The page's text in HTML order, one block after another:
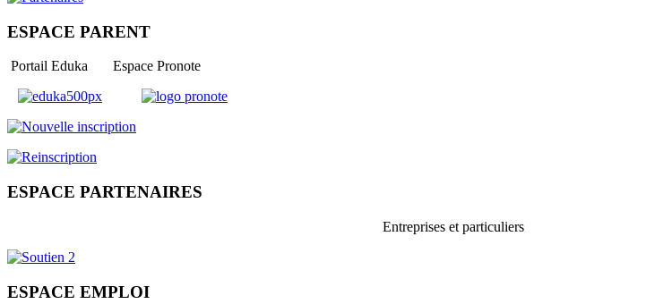
ESPACE PARENT
Portail Eduka Espace Pronote
ESPACE PARTENAIRES
Entreprises et particuliers
ESPACE EMPLOI